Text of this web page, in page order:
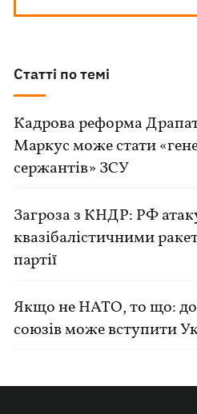
Статті по темі
Кадрова реформа
Маркус може стати
сержантів» ЗСУ
Загроза з КНДР: РФ
квазібалістичними
партії
Якщо не НАТО, то що:
союзів може вступити